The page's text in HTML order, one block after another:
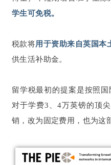
学生可免税。
税款将用于资助来自英国本
供生活补助金。
留学税最初的提案是按照
对于学费3、4万英镑的顶
销，改为固定费用，也为这